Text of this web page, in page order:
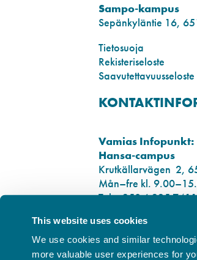
This website uses cookies
We use cookies and similar
more valuable user experiences for
Sampo-kampus
Sepänkyläntie 16,
Tietosuoja
Rekisteriseloste
Saavutettavuusseloste
Vamias Infopunkt:
Hansa-campus
Krutkällarvägen 2,
Mån–fre kl.
Tel. +358 6 325 7411
Sampo-campus
Smedsbyvägen 16,